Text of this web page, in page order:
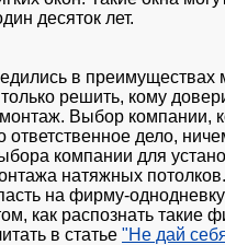
десяток лет.
в преимуществах
решить, кому
Выбор компании,
ответственное дело,
компании для
натяжных потолков.
на фирму-
как распознать такие
в статье "Не дай